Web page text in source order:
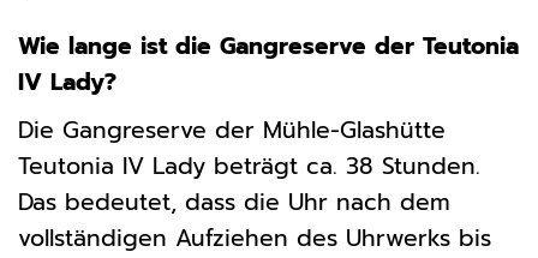
Wie lange ist die Gangreserve der Teutonia
IV Lady?
Die Gangreserve der Mühle-Glashütte
Teutonia IV Lady beträgt ca. 38 Stunden.
Das bedeutet, dass die Uhr nach dem
vollständigen Aufziehen des Uhrwerks bis